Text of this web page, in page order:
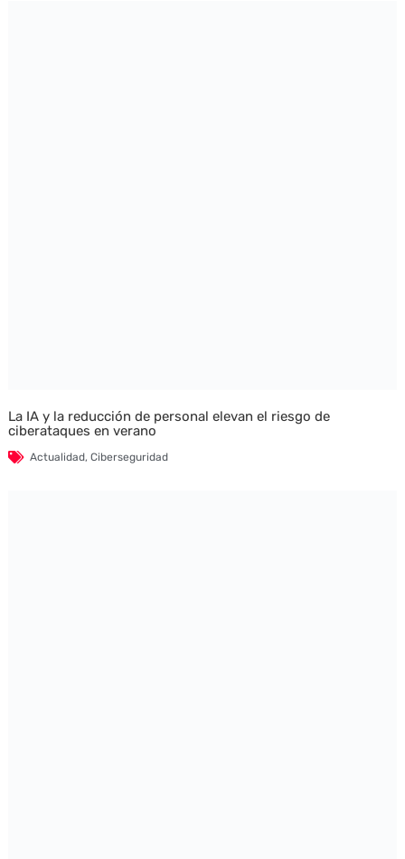
La IA y la reducción de personal elevan el riesgo de
ciberataques en verano
Actualidad, Ciberseguridad